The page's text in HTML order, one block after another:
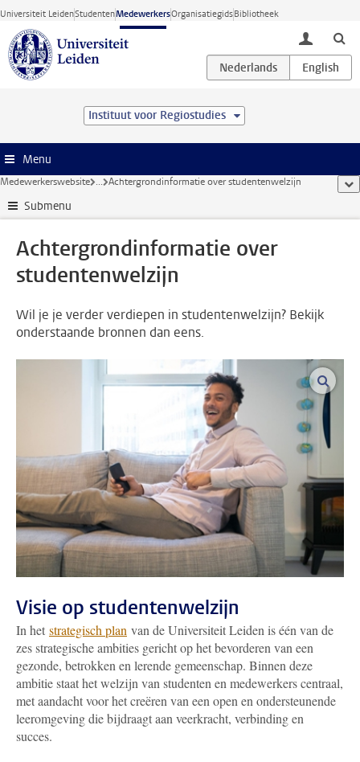
Ga direct naar de inhoud
Universiteit LeidenStudentenMedewerkersOrganisatiegidsBibliotheek
toggle
Instituut voor Regiostudies
Menu
Medewerkerswebsite ... Achtergrondinformatie over studentenwelzijn
Submenu
Achtergrondinformatie over
studentenwelzijn
Wil je je verder verdiepen in studentenwelzijn? Bekijk
onderstaande bronnen dan eens.
Visie op studentenwelzijn
In het strategisch plan van de Universiteit Leiden is één van de
zes strategische ambities gericht op het bevorderen van een
gezonde, betrokken en lerende gemeenschap. Binnen deze
ambitie staat het welzijn van studenten en medewerkers centraal,
met aandacht voor het creëren van een open en ondersteunende
leeromgeving die bijdraagt aan veerkracht, verbinding en
succes.